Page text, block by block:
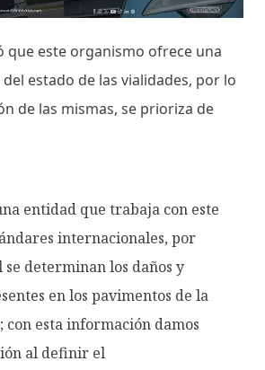
que este organismo ofrece una
estado de las vialidades, por lo
de las mismas, se prioriza de
entidad que trabaja con este
internacionales, por
determinan los daños y
en los pavimentos de la
con esta información damos
al definir el